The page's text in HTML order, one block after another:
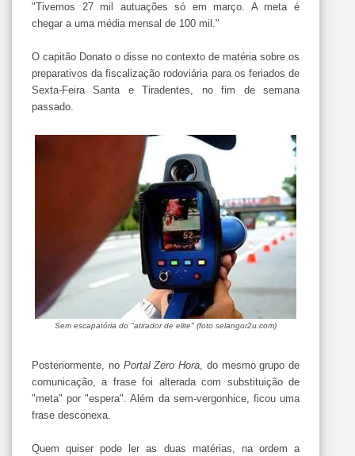
"Tivemos 27 mil autuações só em março. A meta é
chegar a uma média mensal de 100 mil."
O capitão Donato o disse no contexto de matéria sobre os
preparativos da fiscalização rodoviária para os feriados de
Sexta-Feira Santa e Tiradentes, no fim de semana
passado.
Sem escapatória do "atirador de elite" (foto selangor2u.com)
Posteriormente, no Portal Zero Hora, do mesmo grupo de
comunicação, a frase foi alterada com substituição de
"meta" por "espera". Além da sem-vergonhice, ficou uma
frase desconexa.
Quem quiser pode ler as duas matérias, na ordem a